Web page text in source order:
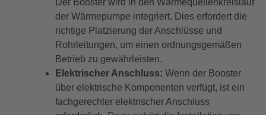
Der Booster wird in den Wärmequellenkreislauf
der Wärmepumpe integriert. Dies erfordert die
richtige Platzierung der Anschlüsse und
Rohrleitungen, um einen ordnungsgemäßen
Betrieb zu gewährleisten.
Elektrischer Anschluss: Wenn der Booster
über elektrische Komponenten verfügt, ist ein
fachgerechter elektrischer Anschluss